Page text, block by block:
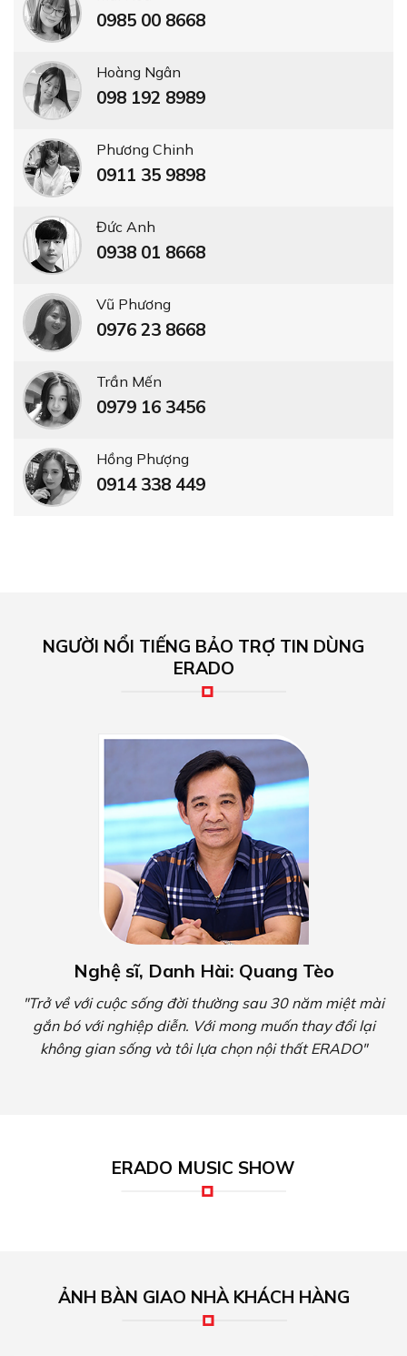
0985 00 8668
Hoàng Ngân
098 192 8989
Phương Chinh
0911 35 9898
Đức Anh
0938 01 8668
Vũ Phương
0976 23 8668
Trần Mến
0979 16 3456
Hồng Phượng
0914 338 449
NGƯỜI NỔI TIẾNG BẢO TRỢ TIN DÙNG
ERADO
Nghệ sĩ, Danh Hài: Quang Tèo
"Trở về với cuộc sống đời thường sau 30 năm miệt mài
gắn bó với nghiệp diễn. Với mong muốn thay đổi lại
không gian sống và tôi lựa chọn nội thất ERADO"
ERADO MUSIC SHOW
ẢNH BÀN GIAO NHÀ KHÁCH HÀNG